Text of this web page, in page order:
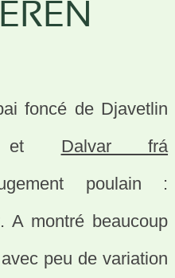
foncé de Djavetlin
et Dalvar frá
poulain :
A montré beaucoup
peu de variation